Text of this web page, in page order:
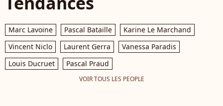
Marc Lavoine Pascal Bataille
Karine Le Marchand
Vincent Niclo
Laurent Gerra
Vanessa Paradis
Louis Ducruet
Pascal Praud
VOIR TOUS LES PEOPLE